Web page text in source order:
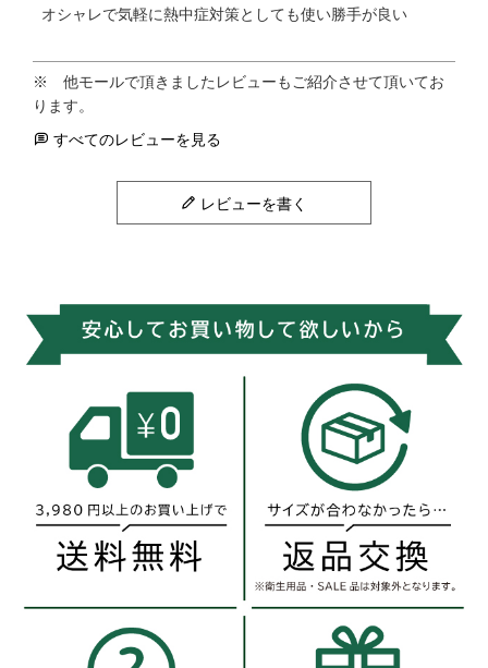
オシャレで気軽に熱中症対策としても使い勝手が良い
すべてのレビューを見る
レビューを書く